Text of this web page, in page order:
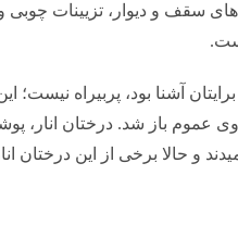
سقف و دیوار، تزیینات چوبی
آشنا بود، پربیراه نیست؛
در سال ۱۳۹۹، درهایش به روی عموم باز شد.
و حالا برخی از این درختان